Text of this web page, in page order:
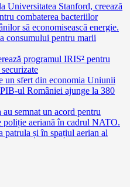
Universitatea Stanford, creează
combaterea bacteriilor
să economisească energie.
consumului pentru marii
programul IRIS² pentru
un sfert din economia Uniunii
ul României ajunge la 380
semnat un acord pentru
poliție aeriană în cadrul NATO.
patrula și în spațiul aerian al